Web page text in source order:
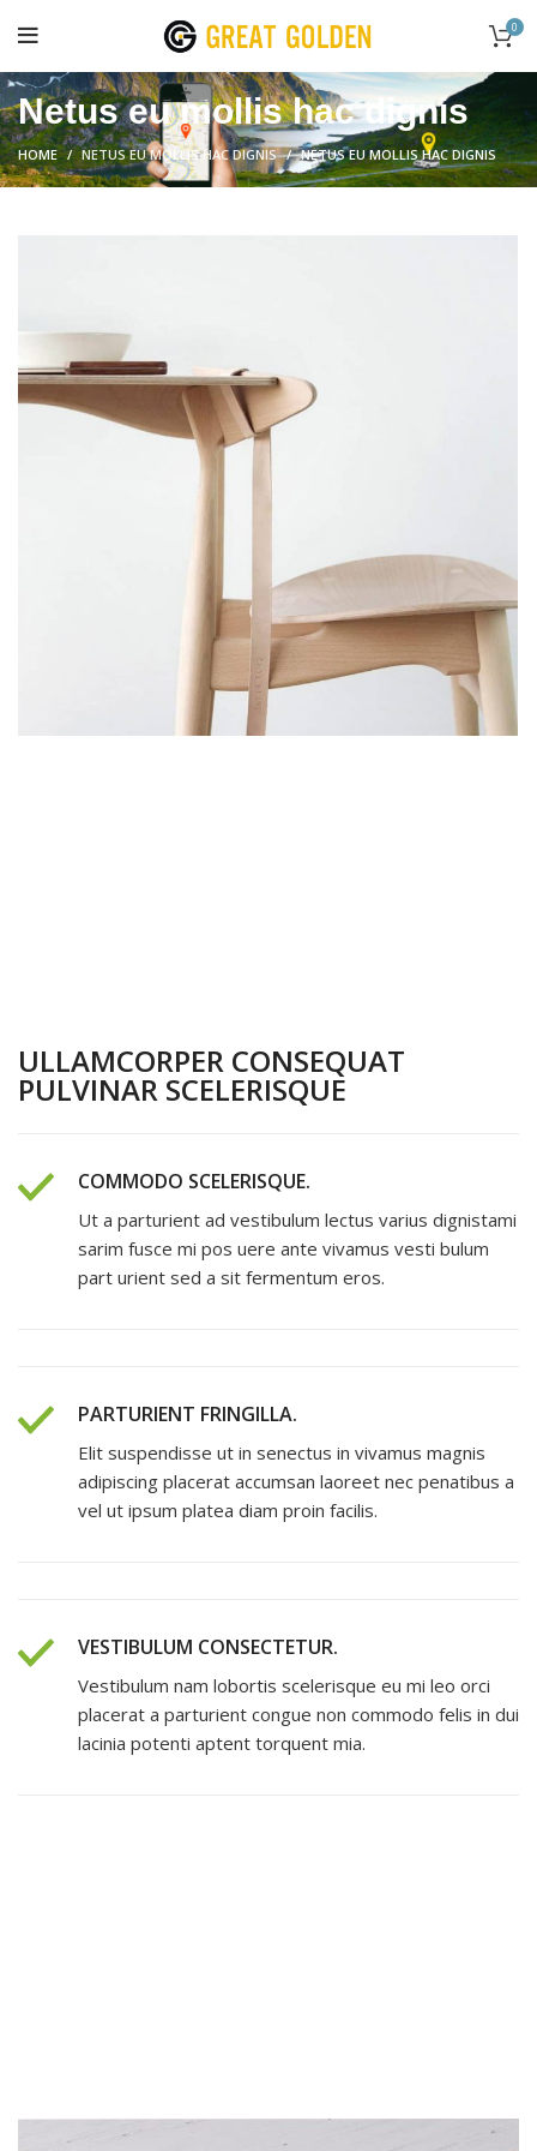
0
Netus eu mollis hac dignis
HOME NETUS EU MOLLIS HAC DIGNIS NETUS EU MOLLIS HAC DIGNIS
ULLAMCORPER CONSEQUAT
PULVINAR SCELERISQUE
COMMODO SCELERISQUE.
Ut a parturient ad vestibulum lectus varius dignistami
sarim fusce mi pos uere ante vivamus vesti bulum
part urient sed a sit fermentum eros.
PARTURIENT FRINGILLA.
Elit suspendisse ut in senectus in vivamus magnis
adipiscing placerat accumsan laoreet nec penatibus a
vel ut ipsum platea diam proin facilis.
VESTIBULUM CONSECTETUR.
Vestibulum nam lobortis scelerisque eu mi leo orci
placerat a parturient congue non commodo felis in dui
lacinia potenti aptent torquent mia.